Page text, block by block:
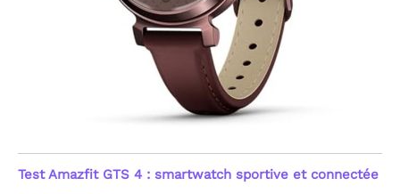
Stress & Suivi du Cycle
Féminin] Optimisez votre
repos avec une analyse
détaillée des phases de
sommeil : profond, léger,
REM (mouvements
oculaires rapides) et
moments d'éveil. Cette
connectée innove
également avec un
enregistrement de
Test Amazfit GTS 4 : smartwatch sportive et connectée